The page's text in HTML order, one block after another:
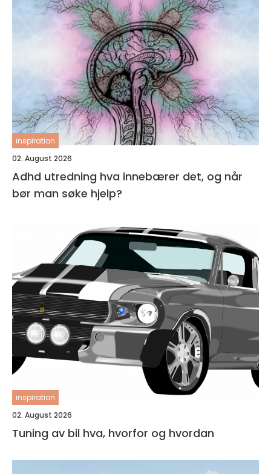
inspiration
02. August 2026
Adhd utredning hva innebærer det, og når
bør man søke hjelp?
inspiration
02. August 2026
Tuning av bil hva, hvorfor og hvordan